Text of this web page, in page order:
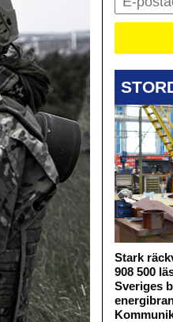
Stark
908 500
Sveriges